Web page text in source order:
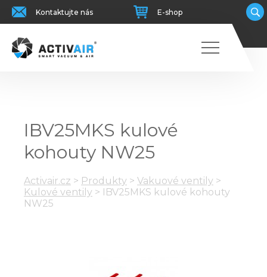
Kontaktujte nás E-shop
IBV25MKS kulové
kohouty NW25
Activair.cz > Produkty > Vakuové ventily >
Kulové ventily > IBV25MKS kulové kohouty
NW25